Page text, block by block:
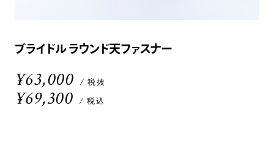
ブライドル ラウンド天ファスナー
¥63,000 / 税抜
¥69,300 / 税込